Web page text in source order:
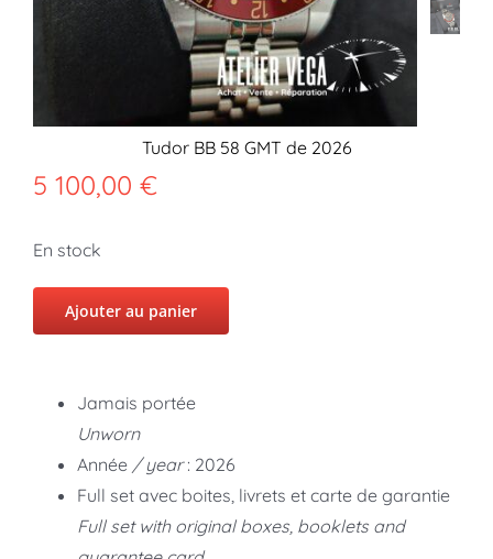
Tudor BB 58 GMT de 2026
5 100,00 €
En stock
Ajouter au panier
Jamais portée
Unworn
Année / year: 2026
Full set avec boites, livrets et carte de garantie
Full set with original boxes, booklets and